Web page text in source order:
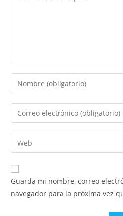
Introduce
tu
nombre
de
usuario
para
comentar
Introduce
tu
dirección
de
electrónico
para
comentar
Introduce
la
URL
de
Guarda mi nombre, correo
navegador para la próxima vez